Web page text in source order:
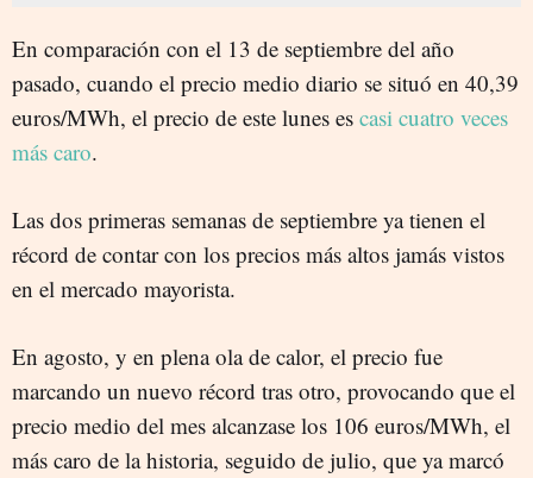
En comparación con el 13 de septiembre del año
pasado, cuando el precio medio diario se situó en 40,39
euros/MWh, el precio de este lunes es casi cuatro veces
más caro.
Las dos primeras semanas de septiembre ya tienen el
récord de contar con los precios más altos jamás vistos
en el mercado mayorista.
En agosto, y en plena ola de calor, el precio fue
marcando un nuevo récord tras otro, provocando que el
precio medio del mes alcanzase los 106 euros/MWh, el
más caro de la historia, seguido de julio, que ya marcó